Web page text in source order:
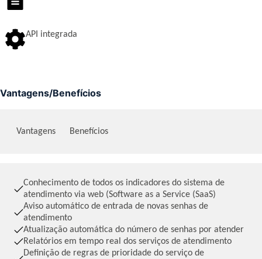
API integrada
Vantagens/Benefícios
Vantagens Benefícios
Conhecimento de todos os indicadores do sistema de
atendimento via web (Software as a Service (SaaS)
Aviso automático de entrada de novas senhas de
atendimento
Atualização automática do número de senhas por atender
Relatórios em tempo real dos serviços de atendimento
Definição de regras de prioridade do serviço de